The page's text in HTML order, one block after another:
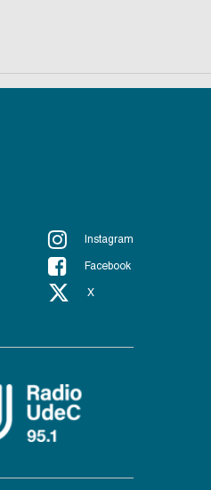
Instagram
Facebook
X